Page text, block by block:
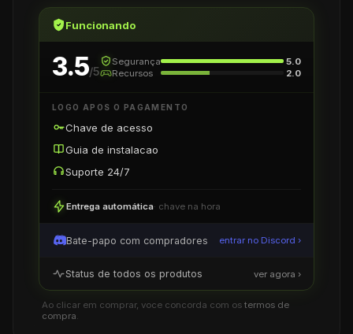
Funcionando
3.5/5
Segurança
5.0
Recursos
2.0
LOGO APOS O PAGAMENTO
Chave de acesso
Guia de instalacao
Suporte 24/7
Entrega automática· chave na hora
Bate-papo com compradores entrar no Discord ›
Status de todos os produtos ver agora ›
Ao clicar em comprar, voce concorda com os termos de
compra.